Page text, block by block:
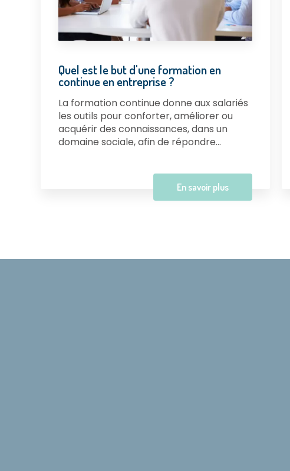
Quel est le but d'une formation en
continue en entreprise ?
La formation continue donne aux salariés
les outils pour conforter, améliorer ou
acquérir des connaissances, dans un
domaine sociale, afin de répondre...
En savoir plus